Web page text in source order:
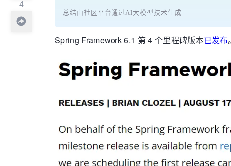
4
总结由社区平台通过AI大模型技术生成
Spring Framework 6.1 第 4 个里程碑版本已发布。